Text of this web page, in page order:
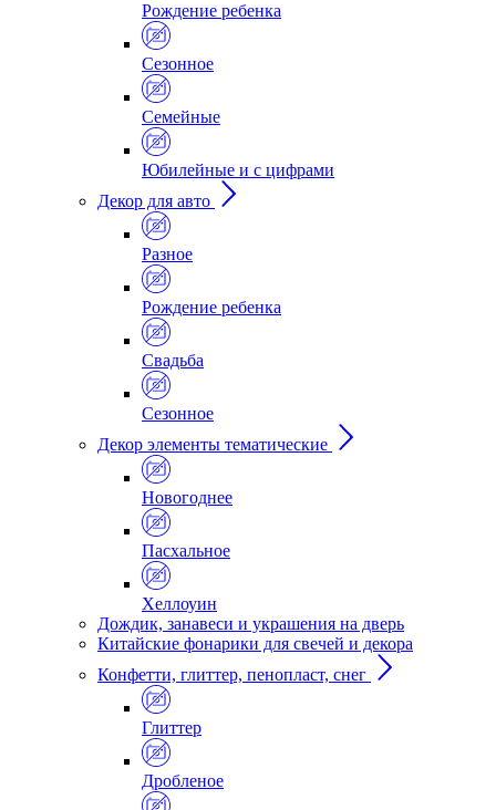
Рождение ребенка
Сезонное
Семейные
Юбилейные и с цифрами
Декор для авто
Разное
Рождение ребенка
Свадьба
Сезонное
Декор элементы тематические
Новогоднее
Пасхальное
Хеллоуин
Дождик, занавеси и украшения на дверь
Китайские фонарики для свечей и декора
Конфетти, глиттер, пенопласт, снег
Глиттер
Дробленое